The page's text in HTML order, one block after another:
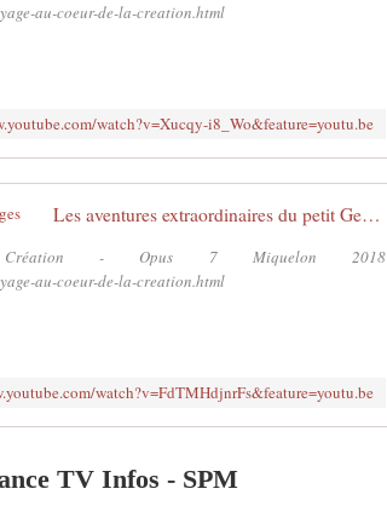
au-coeur-de-la-creation.html
watch?v=Xucqy-i8_Wo&feature=youtu.be
Les aventures extraordinaires du petit Georges
- Opus 7 Miquelon 2018
au-coeur-de-la-creation.html
watch?v=FdTMHdjnrFs&feature=youtu.be
TV Infos - SPM